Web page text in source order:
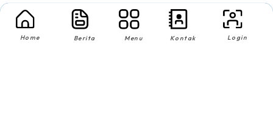
Kabar Sekolah Lainnya
Home Berita Menu Kontak Login